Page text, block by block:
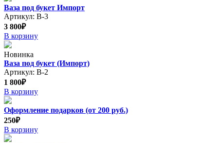
Ваза под букет Импорт
Артикул: В-3
3 800₽
В корзину
Новинка
Ваза под букет (Импорт)
Артикул: В-2
1 800₽
В корзину
Оформление подарков (от 200 руб.)
250₽
В корзину